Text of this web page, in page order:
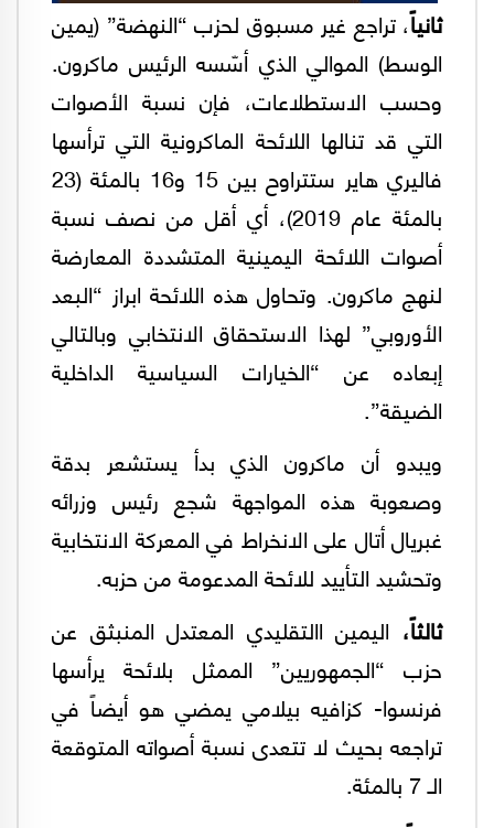
ثانياً، تراجع غير مسبوق لحزب “النهضة” (يمين
الوسط) الموالي الذي أسّسه الرئيس ماكرون.
وحسب الاستطلاعات، فإن نسبة الأصوات
التي قد تنالها اللائحة الماكرونية التي ترأسها
فاليري هاير ستتراوح بين 15 و16 بالمئة (23
بالمئة عام 2019)، أي أقل من نصف نسبة
أصوات اللائحة اليمينية المتشددة المعارضة
لنهج ماكرون. وتحاول هذه اللائحة ابراز “البعد
الأوروبي” لهذا الاستحقاق الانتخابي وبالتالي
إبعاده عن “الخيارات السياسية الداخلية
الضيقة”.
ويبدو أن ماكرون الذي بدأ يستشعر بدقة
وصعوبة هذه المواجهة شجع رئيس وزرائه
غبريال أتال على الانخراط في المعركة الانتخابية
وتحشيد التأييد للائحة المدعومة من حزبه.
ثالثاً، اليمين االتقليدي المعتدل المنبثق عن
حزب “الجمهوريين” الممثل بلائحة يرأسها
فرنسوا- كزافيه بيلامي يمضي هو أيضاً في
تراجعه بحيث لا تتعدى نسبة أصواته المتوقعة
الـ 7 بالمئة.